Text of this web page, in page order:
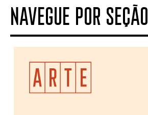
NAVEGUE POR SEÇÃO